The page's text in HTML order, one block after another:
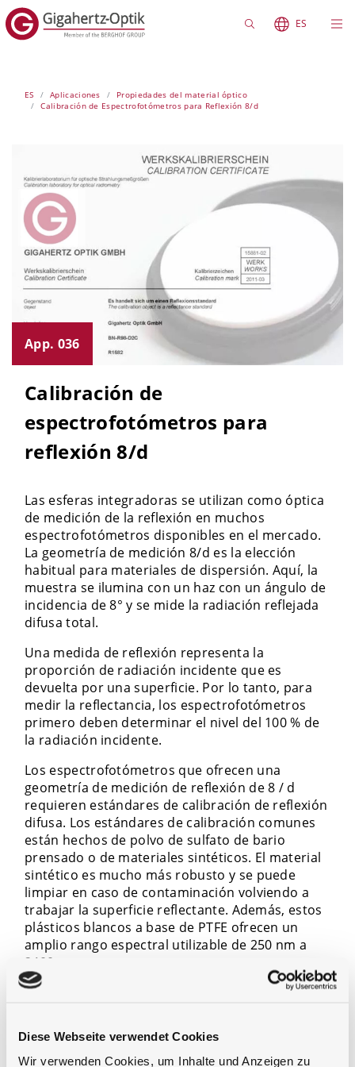
Diese Webseite verwendet Cookies
Wir verwenden Cookies, um Inhalte und Anzeigen zu
ES
ES Aplicaciones
Propiedades del material óptico
Calibración de Espectrofotómetros para Reflexión 8/d
Calibración de
espectrofotómetros para
reflexión 8/d
App. 036
Las esferas integradoras se utilizan como óptica
de medición de la reflexión en muchos
espectrofotómetros disponibles en el mercado.
La geometría de medición 8/d es la elección
habitual para materiales de dispersión. Aquí, la
muestra se ilumina con un haz con un ángulo de
incidencia de 8° y se mide la radiación reflejada
difusa total.
Una medida de reflexión representa la
proporción de radiación incidente que es
devuelta por una superficie. Por lo tanto, para
medir la reflectancia, los espectrofotómetros
primero deben determinar el nivel del 100 % de
la radiación incidente.
Los espectrofotómetros que ofrecen una
geometría de medición de reflexión de 8 / d
requieren estándares de calibración de reflexión
difusa. Los estándares de calibración comunes
están hechos de polvo de sulfato de bario
prensado o de materiales sintéticos. El material
sintético es mucho más robusto y se puede
limpiar en caso de contaminación volviendo a
trabajar la superficie reflectante. Además, estos
plásticos blancos a base de PTFE ofrecen un
amplio rango espectral utilizable de 250 nm a
2400 nm.
La reflectancia de los materiales utilizados no es
calibración de la reflectancia espectral. La
calibración se realiza comparando el estándar